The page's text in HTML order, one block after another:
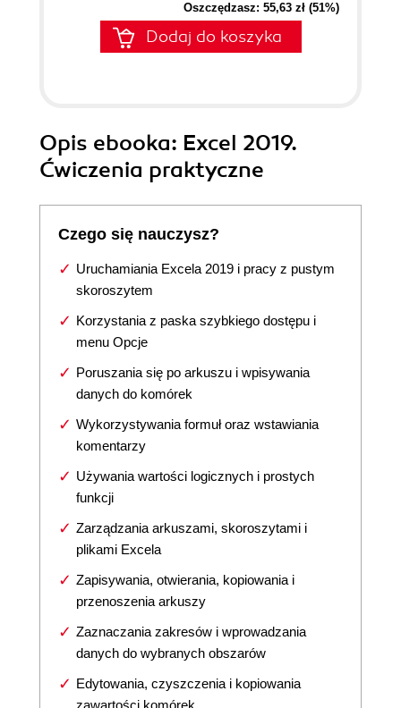
Oszczędzasz: 55,63 zł (51%)
Dodaj do koszyka
Opis ebooka: Excel 2019.
Ćwiczenia praktyczne
Czego się nauczysz?
Uruchamiania Excela 2019 i pracy z pustym
skoroszytem
Korzystania z paska szybkiego dostępu i
menu Opcje
Poruszania się po arkuszu i wpisywania
danych do komórek
Wykorzystywania formuł oraz wstawiania
komentarzy
Używania wartości logicznych i prostych
funkcji
Zarządzania arkuszami, skoroszytami i
plikami Excela
Zapisywania, otwierania, kopiowania i
przenoszenia arkuszy
Zaznaczania zakresów i wprowadzania
danych do wybranych obszarów
Edytowania, czyszczenia i kopiowania
zawartości komórek